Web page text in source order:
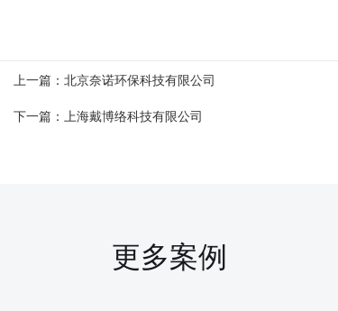
上一篇： 北京奈诺环保科技有限公司
下一篇： 上海戴博络科技有限公司
更多案例